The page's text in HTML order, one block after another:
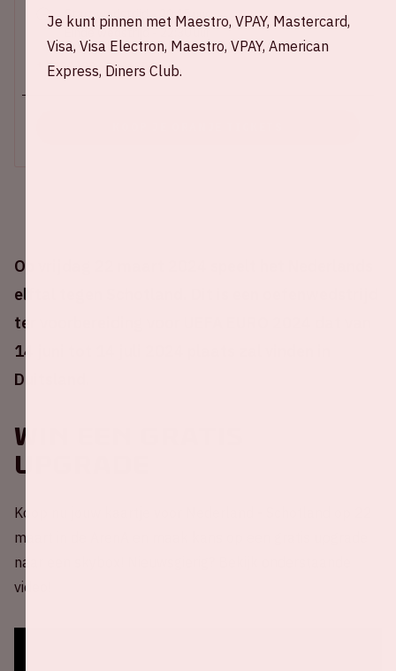
Op vrijdag 22 maart 2024 speelt het Nederlands
elftal tegen Schotland. Dit is een oefenwedstrijd
ter voorbereiding voor UEFA EURO 2024 dat van
14 juni tot 14 juli 2024 plaats zal vinden in
Duitsland.
Win een gratis
upgrade
Koop nu jouw kaartje voor Nederland - Schotland op 22
maart in de ArenA en maak kans op een gratis upgrade
naar een skybox! Nieuwsgierig? Bekijk onderstaande
video!
Start wedstrijd - 20:45 uur
Einde wedstrijd - 22:30 uur
+ Voeg toe aan agenda
Je kunt pinnen met Maestro, VPAY, Mastercard,
Visa, Visa Electron, Maestro, VPAY, American
Express, Diners Club.